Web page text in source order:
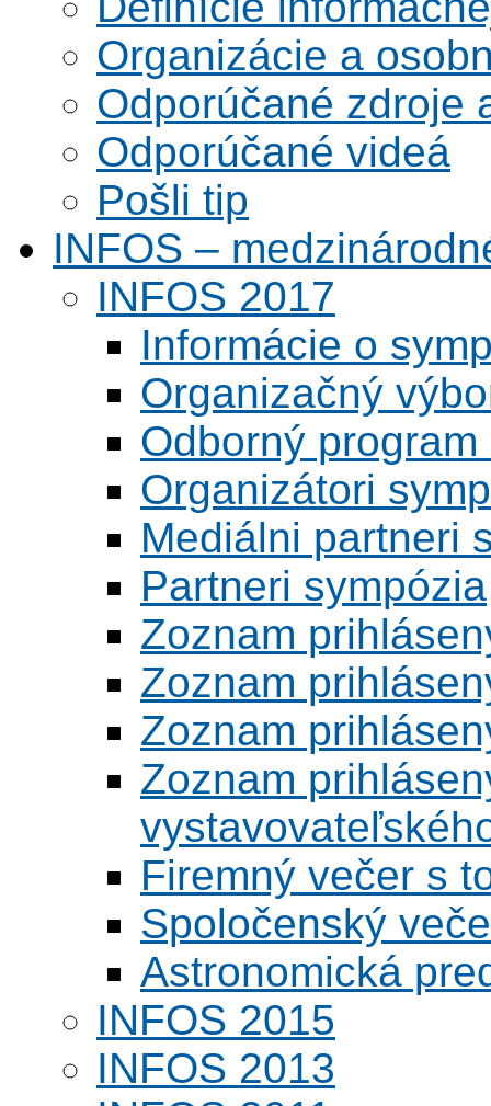
Organizácie a
Odporúčané zdroje
Odporúčané videá
Pošli tip
INFOS –
INFOS 2017
Informácie o
Organizačný
Odborný
Organizátori
Mediálni partneri
Partneri sympózia
Zoznam
Zoznam
Zoznam
Zoznam
Firemný večer s
Spoločenský
Astronomická
INFOS 2015
INFOS 2013